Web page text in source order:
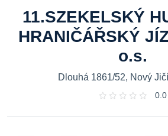
11.SZEKELSKÝ
HRANIČÁŘSKÝ
o.s.
Dlouhá 1861/52, Nový
0.0